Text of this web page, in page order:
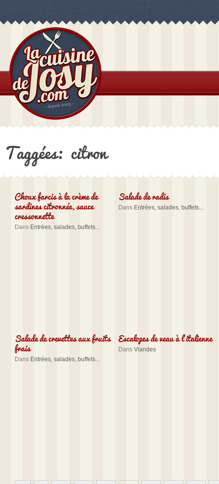
Taggées: citron
Choux farcis à la crème de
sardines citronnée, sauce
cressonnette
Dans Entrées, salades, buffets...
Salade de radis
Dans Entrées, salades, buffets...
Salade de crevettes aux fruits
frais
Dans Entrées, salades, buffets...
Escalopes de veau à l’italienne
Dans Viandes